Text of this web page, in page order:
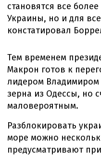
становятся все
Украины, но и для
констатировал
Тем временем
Макрон готов к
лидером
зерна из Одессы, но
маловероятным.
Разблокировать
море можно
предусматривают